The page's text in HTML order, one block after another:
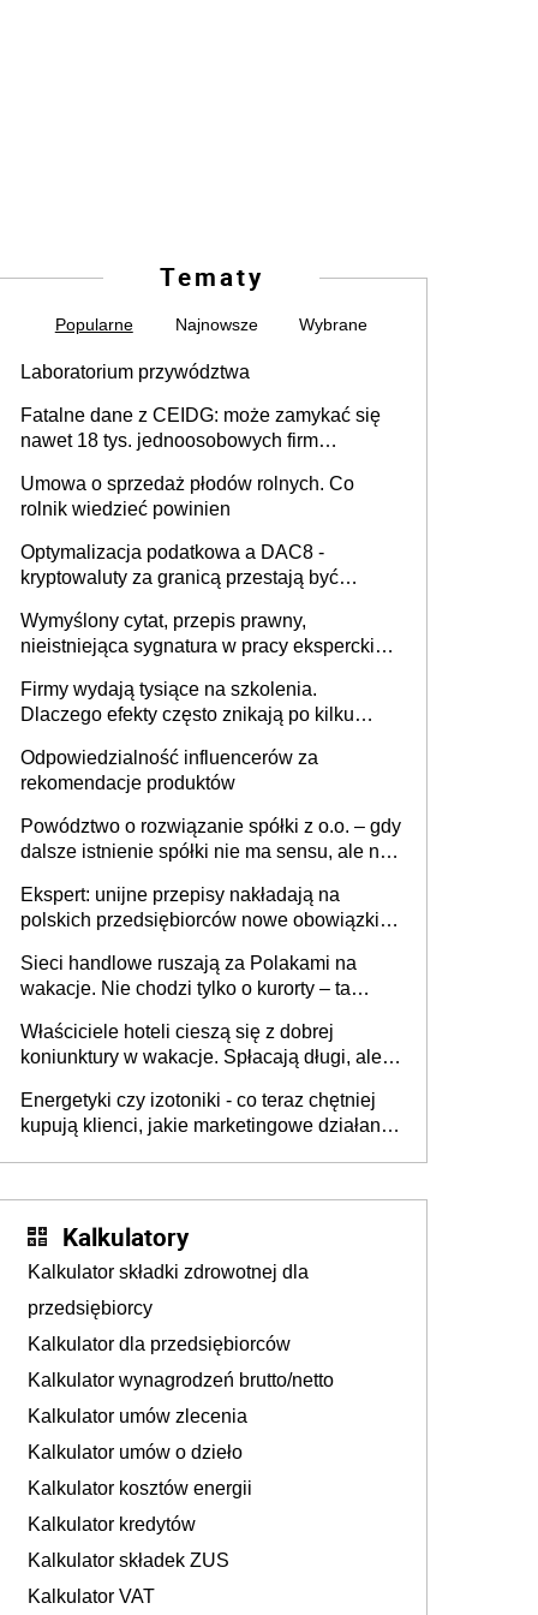
Tematy
Popularne Najnowsze Wybrane
Laboratorium przywództwa
Fatalne dane z CEIDG: może zamykać się
nawet 18 tys. jednoosobowych firm
Umowa o sprzedaż płodów rolnych. Co
rolnik wiedzieć powinien
Optymalizacja podatkowa a DAC8 -
kryptowaluty za granicą przestają być
Wymyślony cytat, przepis prawny,
nieistniejąca sygnatura w pracy eksperckiej -
firmie
Firmy wydają tysiące na szkolenia.
Dlaczego efekty często znikają po kilku
Odpowiedzialność influencerów za
rekomendacje produktów
Powództwo o rozwiązanie spółki z o.o. – gdy
dalsze istnienie spółki nie ma sensu, ale nie
Ekspert: unijne przepisy nakładają na
polskich przedsiębiorców nowe obowiązki w
Sieci handlowe ruszają za Polakami na
wakacje. Nie chodzi tylko o kurorty – ta
tam, gdzie wielu spędzi urlop po cichu
Właściciele hoteli cieszą się z dobrej
koniunktury w wakacje. Spłacają długi, ale
Energetyki czy izotoniki - co teraz chętniej
kupują klienci, jakie marketingowe działania
Kalkulatory
Kalkulator składki zdrowotnej dla
przedsiębiorcy
Kalkulator dla przedsiębiorców
Kalkulator wynagrodzeń brutto/netto
Kalkulator umów zlecenia
Kalkulator umów o dzieło
Kalkulator kosztów energii
Kalkulator kredytów
Kalkulator składek ZUS
Kalkulator VAT